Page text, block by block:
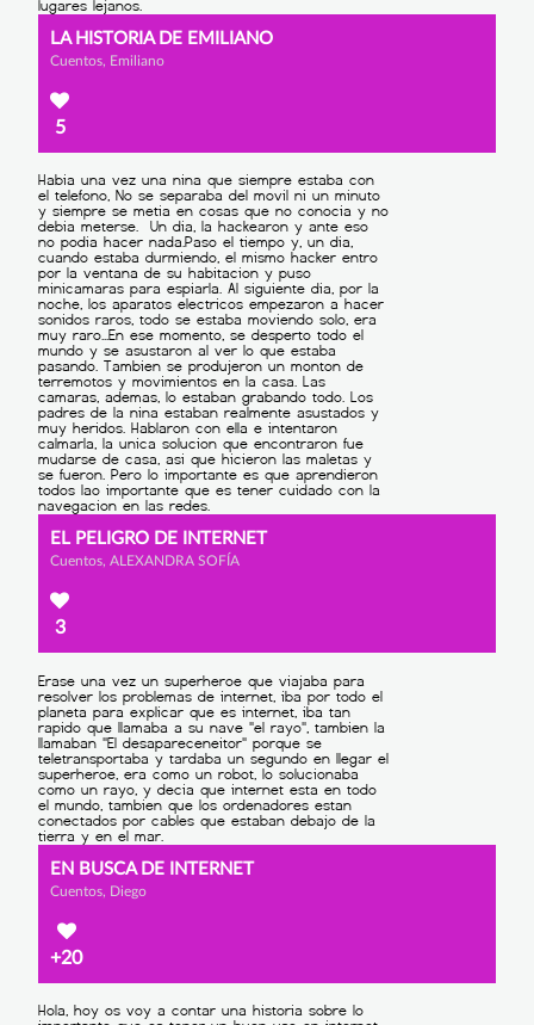
LA HISTORIA DE EMILIANO
Cuentos, Emiliano
5
EL PELIGRO DE INTERNET
Cuentos, ALEXANDRA SOFÍA
3
EN BUSCA DE INTERNET
Cuentos, Diego
+20